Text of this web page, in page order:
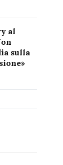
al
sulla